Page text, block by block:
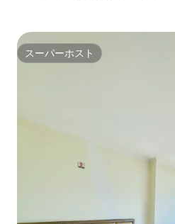
スーパーホスト
スーパーホスト